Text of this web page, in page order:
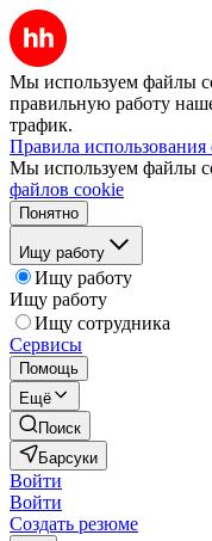
Мы используем файлы
правильную работу
трафик.
Правила
Мы используем файлы
файлов cookie
Понятно
Ищу работу
Ищу работу
Ищу работу
Ищу сотрудника
Сервисы
Помощь
Ещё
Поиск
Барсуки
Войти
Войти
Создать резюме